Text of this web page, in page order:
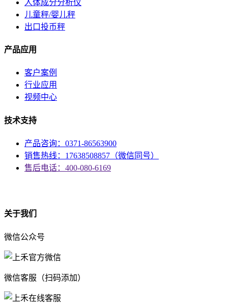
人体成分分析仪
儿童秤/婴儿秤
出口投币秤
产品应用
客户案例
行业应用
视频中心
技术支持
产品咨询：0371-86563900
销售热线：17638508857（微信同号）
售后电话：400-080-6169
关于我们
微信公众号
微信客服（扫码添加）